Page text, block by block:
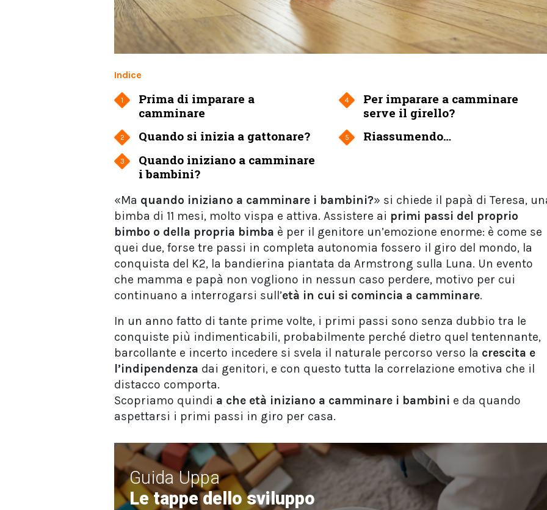
Indice
1
Prima di imparare a
camminare
2 Quando si inizia a gattonare?
3
Quando iniziano a camminare
i bambini?
4
Per imparare a camminare
serve il girello?
5 Riassumendo…
«Ma quando iniziano a camminare i bambini?» si chiede il papà di Teresa,
bimba di 11 mesi, molto vispa e attiva. Assistere ai primi passi del proprio
bimbo o della propria bimba è per il genitore un’emozione enorme: è come se
quei due, forse tre passi in completa autonomia fossero il giro del mondo, la
conquista del K2, la bandierina piantata da Armstrong sulla Luna. Un evento
che mamma e papà non vogliono in nessun caso perdere, motivo per cui
continuano a interrogarsi sull’età in cui si comincia a camminare.
In un anno fatto di tante prime volte, i primi passi sono senza dubbio tra le
conquiste più indimenticabili, probabilmente perché dietro quel tentennante,
barcollante e incerto incedere si svela il naturale percorso verso la crescita e
l’indipendenza dai genitori, e con questo tutta la correlazione emotiva che il
distacco comporta.
Scopriamo quindi a che età iniziano a camminare i bambini e da quando
aspettarsi i primi passi in giro per casa.
Guida Uppa
Le tappe dello sviluppo